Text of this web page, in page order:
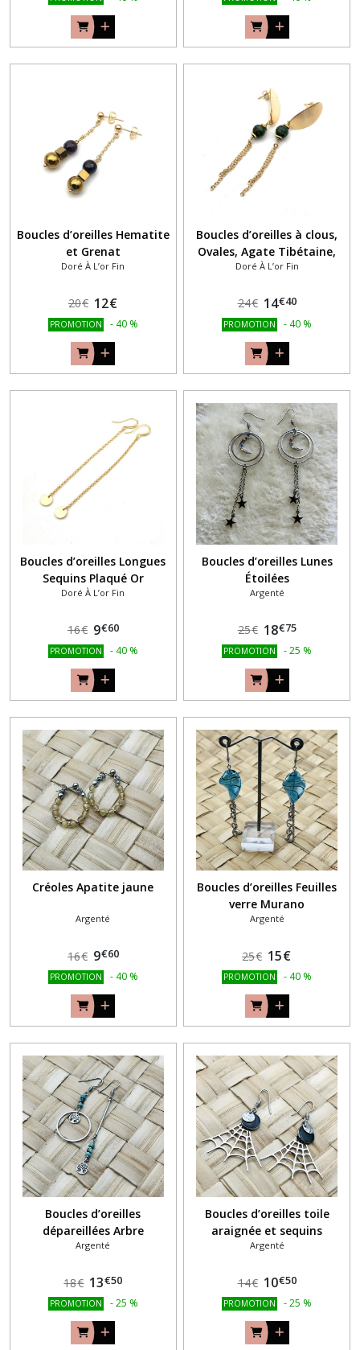
Boucles d’oreilles Hematite
et Grenat
Doré À L’or Fin
20€ 12€
PROMOTION - 40 %
Boucles d’oreilles à clous,
Ovales, Agate Tibétaine,
Plaqué Or
Doré À L’or Fin
24€ 14€40
PROMOTION - 40 %
Boucles d’oreilles Longues
Sequins Plaqué Or
Doré À L’or Fin
16€ 9€60
PROMOTION - 40 %
Boucles d’oreilles Lunes
Étoilées
Argenté
25€ 18€75
PROMOTION -25 %
Créoles Apatite jaune
Argenté
16€ 9€60
PROMOTION - 40 %
Boucles d’oreilles Feuilles
verre Murano
Argenté
25€ 15€
PROMOTION - 40 %
Boucles d’oreilles
dépareillées Arbre
vie/Turquoise
Argenté
18€ 13€50
PROMOTION -25 %
Boucles d’oreilles toile
araignée et sequins
Argenté
14€ 10€50
PROMOTION -25 %